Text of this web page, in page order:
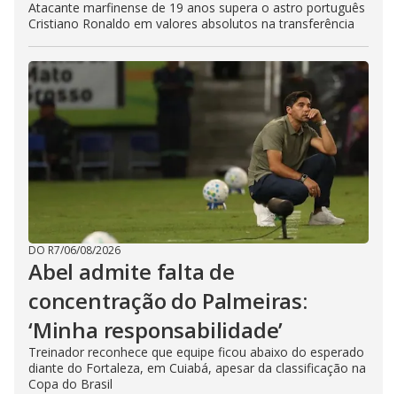
Atacante marfinense de 19 anos supera o astro português
Cristiano Ronaldo em valores absolutos na transferência
DO R7/06/08/2026
Abel admite falta de
concentração do Palmeiras:
‘Minha responsabilidade’
Treinador reconhece que equipe ficou abaixo do esperado
diante do Fortaleza, em Cuiabá, apesar da classificação na
Copa do Brasil